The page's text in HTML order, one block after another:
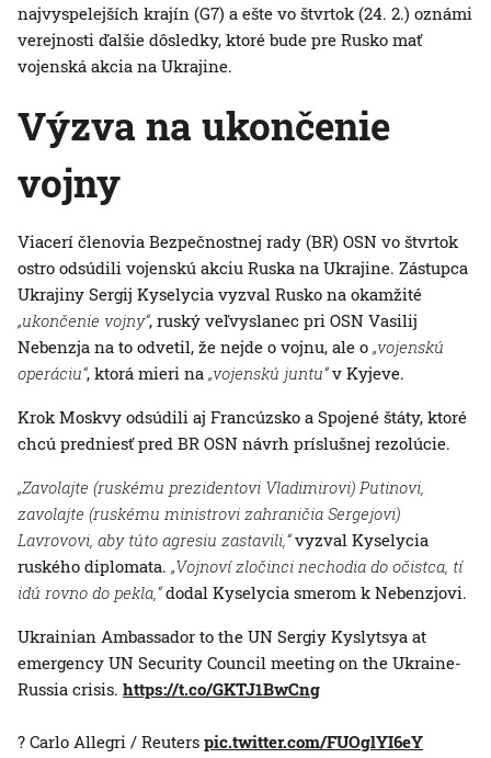
najvyspelejších krajín (G7) a ešte vo štvrtok (24. 2.) oznámi
verejnosti ďalšie dôsledky, ktoré bude pre Rusko mať
vojenská akcia na Ukrajine.
Výzva na ukončenie
vojny
Viacerí členovia Bezpečnostnej rady (BR) OSN vo štvrtok
ostro odsúdili vojenskú akciu Ruska na Ukrajine. Zástupca
Ukrajiny Sergij Kyselycia vyzval Rusko na okamžité
„ukončenie vojny“, ruský veľvyslanec pri OSN Vasilij
Nebenzja na to odvetil, že nejde o vojnu, ale o „vojenskú
operáciu“, ktorá mieri na „vojenskú juntu“v Kyjeve.
Krok Moskvy odsúdili aj Francúzsko a Spojené štáty, ktoré
chcú predniesť pred BR OSN návrh príslušnej rezolúcie.
„Zavolajte (ruskému prezidentovi Vladimirovi) Putinovi,
zavolajte (ruskému ministrovi zahraničia Sergejovi)
Lavrovovi, aby túto agresiu zastavili,“vyzval Kyselycia
ruského diplomata. „Vojnoví zločinci nechodia do očistca, tí
idú rovno do pekla,“dodal Kyselycia smerom k Nebenzjovi.
Ukrainian Ambassador to the UN Sergiy Kyslytsya at
emergency UN Security Council meeting on the Ukraine-
Russia crisis. https://t.co/GKTJ1BwCng
? Carlo Allegri / Reuters pic.twitter.com/FUOglYI6eY